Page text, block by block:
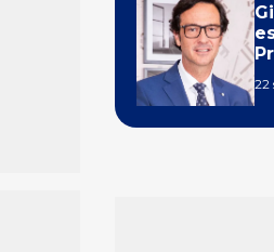
22